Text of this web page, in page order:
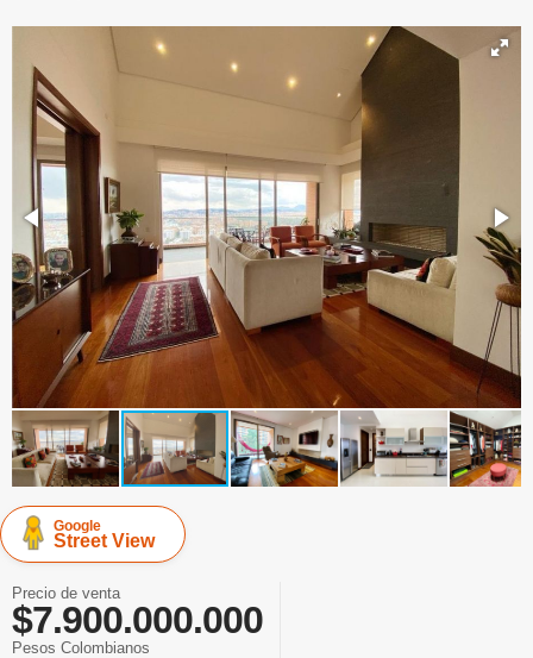
Google
Street View
Precio de venta
$7.900.000.000
Pesos Colombianos